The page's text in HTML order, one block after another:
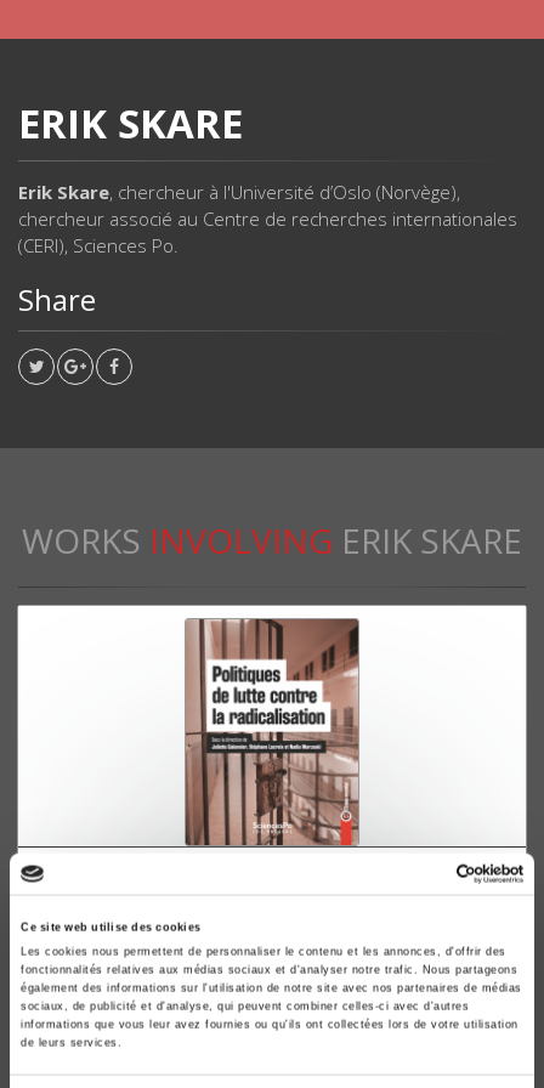
Ce site web utilise des cookies
Les cookies nous permettent de personnaliser le contenu et les annonces, d'offrir des
fonctionnalités relatives aux médias sociaux et d'analyser notre trafic. Nous partageons
également des informations sur l'utilisation de notre site avec nos partenaires de médias
sociaux, de publicité et d'analyse, qui peuvent combiner celles-ci avec d'autres
informations que vous leur avez fournies ou qu'ils ont collectées lors de votre utilisation
de leurs services.
ERIK SKARE
Erik Skare, chercheur à l'Université d’Oslo (Norvège),
chercheur associé au Centre de recherches internationales
(CERI), Sciences Po.
Share
WORKS INVOLVING ERIK SKARE
Politiques de lutte contre la radicalisation